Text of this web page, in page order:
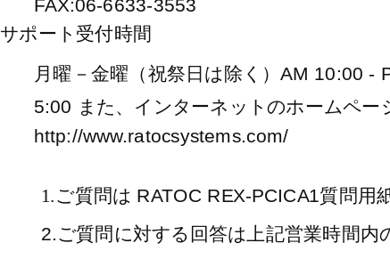
FAX:06-6633-3553
サポート受付時間
月曜－金曜（祝祭日は除く）AM 10:00 -
5:00 また、インターネットのホームペー
http://www.ratocsystems.com/
1.ご質問は RATOC REX-PCICA1質問用
2.ご質問に対する回答は上記営業時間内